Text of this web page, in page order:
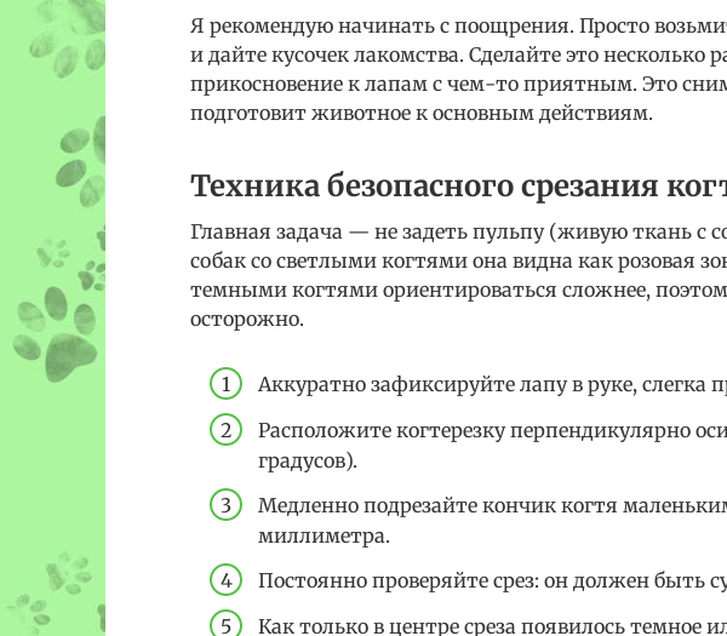
Я рекомендую начинать с поощрения. Просто
и дайте кусочек лакомства. Сделайте это несколько
прикосновение к лапам с чем-то приятным. Это
подготовит животное к основным действиям.
Техника безопасного срезания
Главная задача — не задеть пульпу (живую ткань с
собак со светлыми когтями она видна как розовая
темными когтями ориентироваться сложнее,
осторожно.
Аккуратно зафиксируйте лапу в руке, слегка
Расположите когтерезку перпендикулярно
градусов).
Медленно подрезайте кончик когтя
миллиметра.
Постоянно проверяйте срез: он должен быть
Как только в центре среза появилось